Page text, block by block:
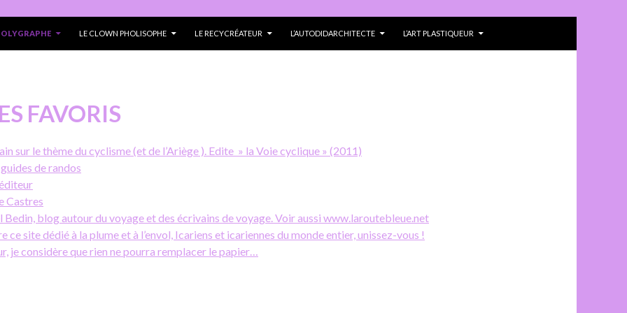
LE CLOWN PHOLISOPHE LE RECYCRÉATEUR L’AUTODIDARCHITECTE L’ART PLASTIQUEUR
FAVORIS
sur le thème du cyclisme (et de l’Ariège ). Edite » la Voie cyclique » (2011)
de randos
Castres
Bedin, blog autour du voyage et des écrivains de voyage. Voir aussi www.laroutebleue.net
ce site dédié à la plume et à l’envol, Icariens et icariennes du monde entier, unissez-vous !
je considère que rien ne pourra remplacer le papier…